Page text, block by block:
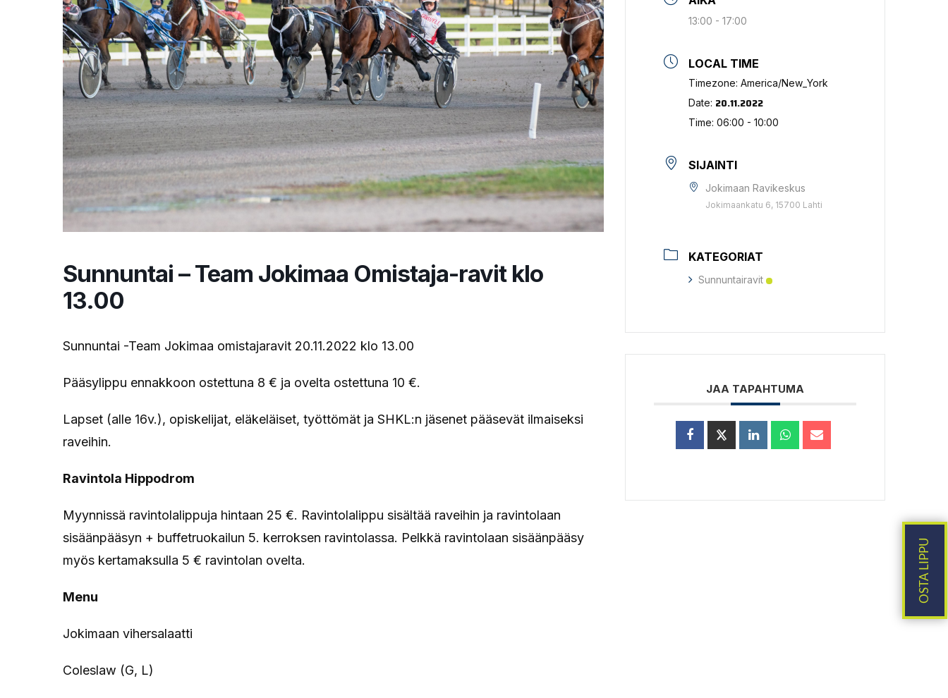
Sunnuntai – Team Jokimaa Omistaja-ravit klo
13.00
Sunnuntai -Team Jokimaa omistajaravit 20.11.2022 klo 13.00
Pääsylippu ennakkoon ostettuna 8 € ja ovelta ostettuna 10 €.
Lapset (alle 16v.), opiskelijat, eläkeläiset, työttömät ja SHKL:n jäsenet pääsevät ilmaiseksi
raveihin.
Ravintola Hippodrom
Myynnissä ravintolalippuja hintaan 25 €. Ravintolalippu sisältää raveihin ja ravintolaan
sisäänpääsyn + buffetruokailun 5. kerroksen ravintolassa. Pelkkä ravintolaan sisäänpääsy
myös kertamaksulla 5 € ravintolan ovelta.
Menu
Jokimaan vihersalaatti
Coleslaw (G, L)
13:00 - 17:00
LOCAL TIME
Timezone:America/New_York
Date: 20.11.2022
Time:06:00 - 10:00
SIJAINTI
Jokimaan Ravikeskus
Jokimaankatu 6, 15700 Lahti
KATEGORIAT
Sunnuntairavit
JAA TAPAHTUMA